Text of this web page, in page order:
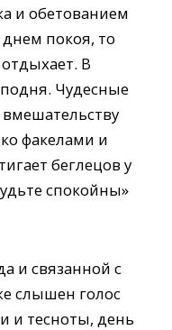
и обетованием
покоя, то
В
Чудесные
факелами и
беглецов у
спокойны»
и связанной с
слышен голос
и тесноты, день